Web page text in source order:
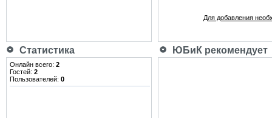
Для добавления
Статистика ЮБиК рекомендует
Онлайн всего: 2
Гостей: 2
Пользователей: 0